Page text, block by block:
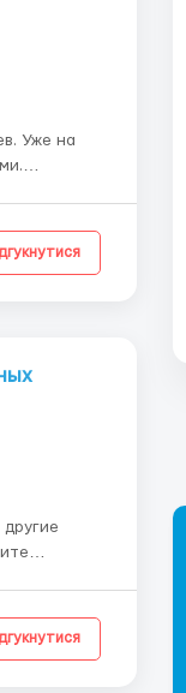
Уже на